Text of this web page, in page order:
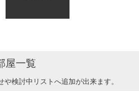
屋一覧
検討中リストへ追加が出来ます。